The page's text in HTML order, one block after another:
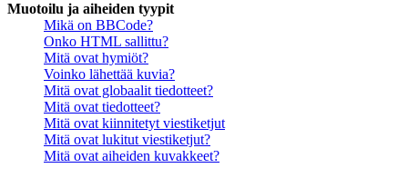
Muotoilu ja aiheiden tyypit
Mikä on BBCode?
Onko HTML sallittu?
Mitä ovat hymiöt?
Voinko lähettää kuvia?
Mitä ovat globaalit tiedotteet?
Mitä ovat tiedotteet?
Mitä ovat kiinnitetyt viestiketjut
Mitä ovat lukitut viestiketjut?
Mitä ovat aiheiden kuvakkeet?